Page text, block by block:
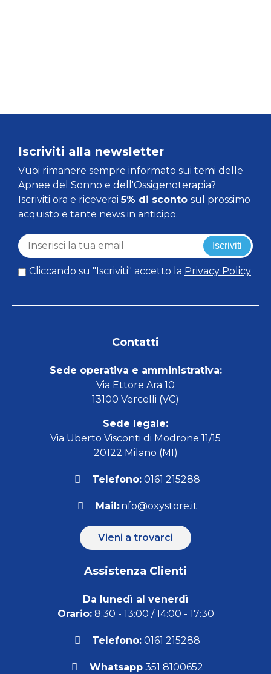
Iscriviti alla newsletter
Vuoi rimanere sempre informato sui temi delle
Apnee del Sonno e dell'Ossigenoterapia?
Iscriviti ora e riceverai5% di sconto sul prossimo
acquisto e tante news in anticipo.
Iscriviti
Cliccando su "Iscriviti" accetto la Privacy Policy
Contatti
Sede operativa e amministrativa:
Via Ettore Ara 10
13100 Vercelli (VC)
Sede legale:
Via Uberto Visconti di Modrone 11/15
20122 Milano (MI)
Telefono: 0161 215288
Mail:info@oxystore.it
Vieni a trovarci
Assistenza Clienti
Da lunedì al venerdì
Orario:8:30 - 13:00 / 14:00 - 17:30
Telefono: 0161 215288
Whatsapp351 8100652